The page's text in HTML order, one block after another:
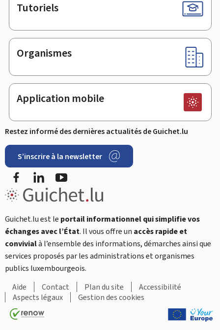
Tutoriels
Organismes
Application mobile
Restez informé des dernières actualités de Guichet.lu
S’inscrire à la newsletter
FacebookLinkedIn
Guichet.lu est le portail informationnel qui simplifie vos
échanges avec l’État. Il vous offre un accès rapide et
convivialà l’ensemble des informations, démarches ainsi que
services proposés par les administrations et organismes
publics luxembourgeois.
Aide
Contact Plan du site
Accessibilité
Aspects légaux
Gestion des cookies